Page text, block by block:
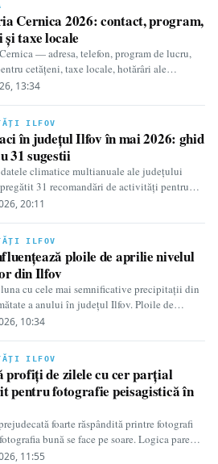
Cernica 2026: contact, program,
taxe locale
— adresa, telefon, program de lucru,
cetățeni, taxe locale, hotărâri ale
Local și informații pentru comuna
13:34
ILFOV
în județul Ilfov în mai 2026: ghid
31 sugestii
climatice multianuale ale județului
31 recomandări de activități pentru
lunii mai 2026. Vremea…
20:11
ILFOV
ploile de aprilie nivelul
din Ilfov
cu cele mai semnificative precipitații din
a anului în județul Ilfov. Ploile de
adesea asociate cu…
10:34
ILFOV
profiți de zilele cu cer parțial
pentru fotografie peisagistică în
foarte răspândită printre fotografi
bună se face pe soare. Logica pare
înseamnă lumină, lumină…
11:55